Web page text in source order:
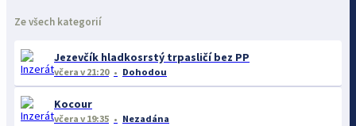
Ze všech kategorií
Jezevčík hladkosrstý trpasličí bez PP
včera v 21:20 Dohodou
Kocour
včera v 19:35 Nezadána